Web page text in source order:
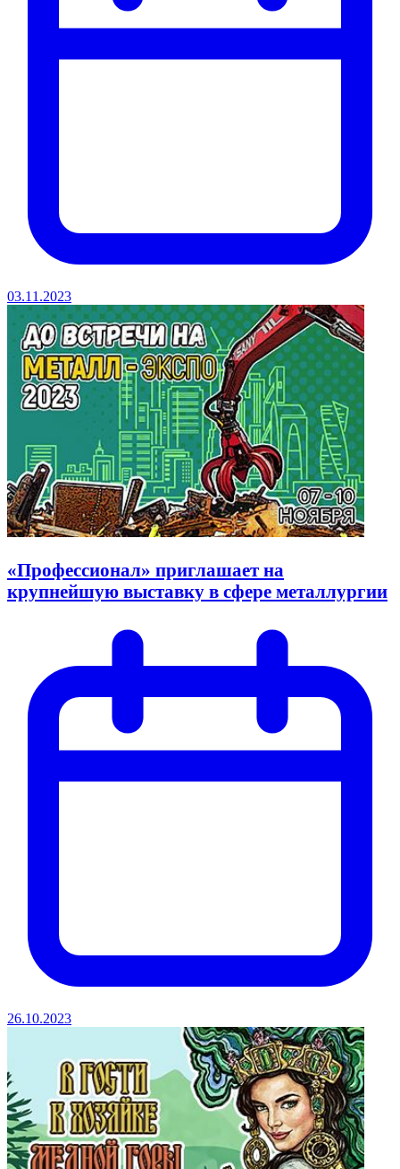
03.11.2023
«Профессионал» приглашает на
крупнейшую выставку в сфере металлургии
26.10.2023